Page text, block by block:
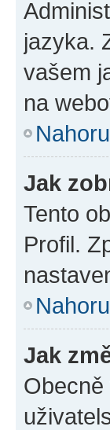
jazyka.
vašem
na
Nahoru
Jak
Tento
Profil.
Nahoru
Jak